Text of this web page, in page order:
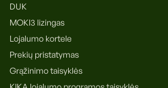
DUK
MOKI3 lizingas
Lojalumo kortele
Prekių pristatymas
Grąžinimo taisyklės